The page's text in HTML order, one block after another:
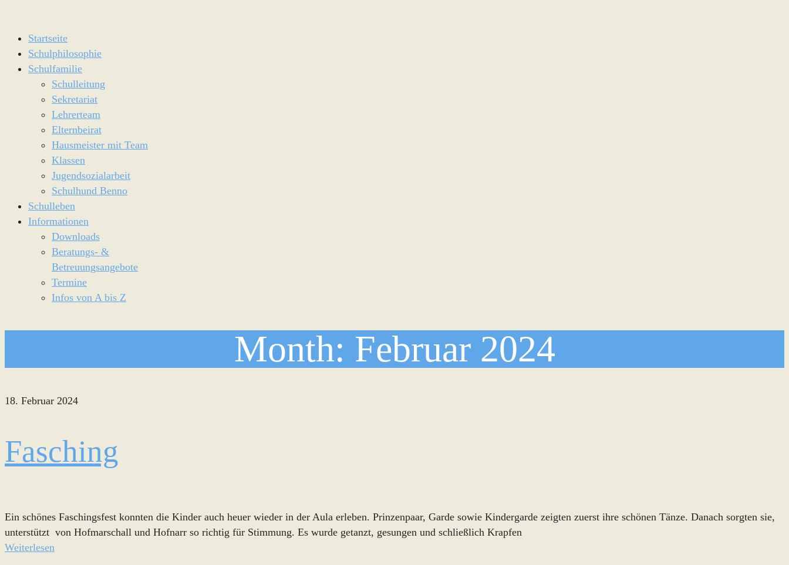
Startseite
Schulphilosophie
Schulfamilie
Schulleitung
Sekretariat
Lehrerteam
Elternbeirat
Hausmeister mit Team
Klassen
Jugendsozialarbeit
Schulhund Benno
Schulleben
Informationen
Downloads
Beratungs- &
Betreuungsangebote
Termine
Infos von A bis Z
Month: Februar 2024
18. Februar 2024
Fasching
Ein schönes Faschingsfest konnten die Kinder auch heuer wieder in der Aula erleben. Prinzenpaar, Garde sowie Kindergarde zeigten zuerst ihre schönen Tänze. Danach sorgten sie,
unterstützt von Hofmarschall und Hofnarr so richtig für Stimmung. Es wurde getanzt, gesungen und schließlich Krapfen
Weiterlesen